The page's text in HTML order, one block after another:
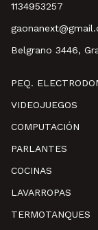
1134953257
Belgrano 3446,
PEQ.
VIDEOJUEGOS
COMPUTACIÓN
PARLANTES
COCINAS
LAVARROPAS
TERMOTANQUES